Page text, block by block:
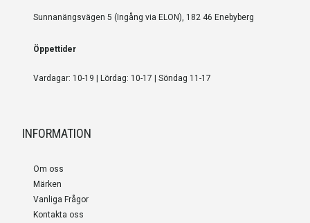
Sunnanängsvägen 5 (Ingång via ELON), 182 46 Enebyberg
Öppettider
Vardagar: 10-19 | Lördag: 10-17 | Söndag 11-17
INFORMATION
Om oss
Märken
Vanliga Frågor
Kontakta oss